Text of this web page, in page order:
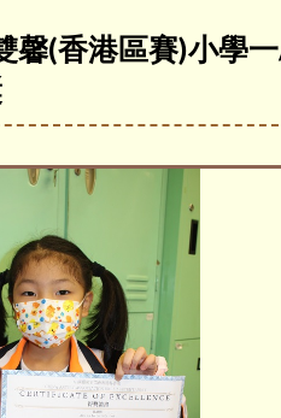
馨(香港區賽)小學